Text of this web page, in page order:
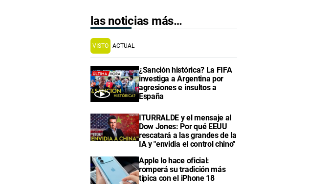
las noticias más…
VISTO ACTUAL
¿Sanción histórica? La FIFA
investiga a Argentina por
agresiones e insultos a
España
ITURRALDE y el mensaje al
Dow Jones: Por qué EEUU
rescatará a las grandes de la
IA y "envidia el control chino"
Apple lo hace oficial:
romperá su tradición más
típica con el iPhone 18